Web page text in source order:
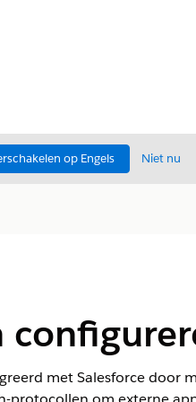
op Engels Niet nu
met Salesforce door